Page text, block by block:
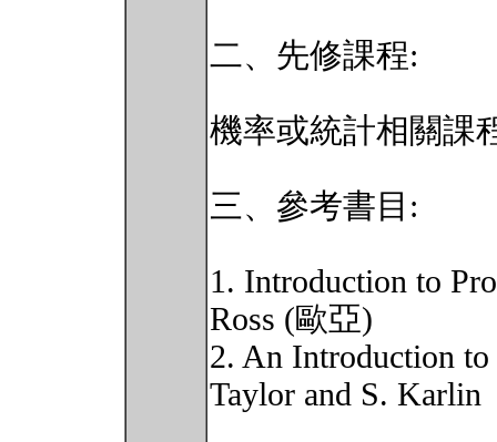
二、先修課程:
機率或統計相關課
三、參考書目:
1. Introduction to
Ross (歐亞)
2. An Introduction
Taylor and S. Karlin